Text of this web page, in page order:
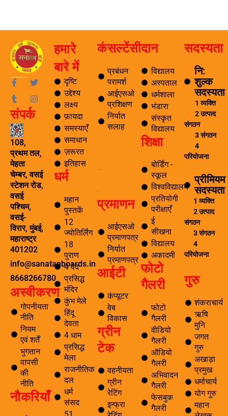
F
a
c
e
b
o
o
k
-
f
T
i
t
T
u
m
b
l
r
I
s
a
संपर्क
108,
प्रथम तल,
मेहता
चेम्बर, वसई
स्टेशन रोड,
वसई
पश्चिम,
वसई-
विरार, मुंबई,
महाराष्ट्र
401202
info@sanatanboards.in
8668266780
अस्वीकरण
गोपनीयता
नीति
नियम
एवं शर्तें
भुगतान
वापसी
की
नीति
नौकरियाँ
हमारे
बारे में
दृष्टि
उद्देश्य
लक्ष्य
फ़ायदा
समस्याएँ
समाधान
ज़रूरत
इतिहास
धर्म
महान
पुस्तकें
12
ज्योतिर्लिंग
18
पुराण
4 वेद
प्रसिद्ध
मंदिर
कुंभ मेले
हिंदू
देवता
4 धाम
प्रसिद्ध
मेला
राजनीतिक
दल
धर्म
संसद
कंसल्टेंसी
प्रबंधन
परामर्श
आईएसओ
प्रशिक्षण
निर्यात
सलाह
प्रमाणन
आईएसओ
प्रमाणपत्र
निर्यात
प्रमाणपत्र
आईटी
कंप्यूटर
वेब
विकास
ग्रीन
टेक
वहनीयता
ग्रीन
रेटिंग
इन्फ्रा
दान
विद्यालय
अस्पताल
धर्मशाला
भंडारा
संस्कृत
विद्यालय
शिक्षा
बोर्डिंग -
स्कूल
विश्वविद्यालय
प्रतियोगी
परीक्षाएँ
ई
सीखना
विद्यालय
अकादमी
फोटो
गैलरी
फोटो
गैलरी
वीडियो
गैलरी
ऑडियो
गैलरी
अभिवादन
गैलरी
फेसबुक
गैलरी
सदस्यता
नि:
शुल्क
सदस्यता
1 व्यक्ति
2 उत्पाद
संगठन
3 संगठन
4
परियोजना
प्रीमियम
सदस्यता
1 व्यक्ति
2 उत्पाद
संगठन
3 संगठन
4
परियोजना
गुरु
शंकराचार्य
ऋषि
मुनि
जगत
गुरु
अखाड़ा
प्रमुख
धर्माचार्य
योग गुरु
महान